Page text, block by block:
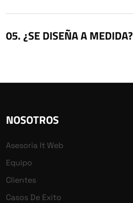
¿SE DISEÑA A MEDIDA?
NOSOTROS
Asesoria It Web
Equipo
Clientes
Casos De Exito